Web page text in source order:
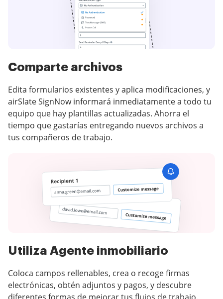
Comparte archivos
Edita formularios existentes y aplica modificaciones, y
airSlate SignNow informará inmediatamente a todo tu
equipo que hay plantillas actualizadas. Ahorra el
tiempo que gastarías entregando nuevos archivos a
tus compañeros de trabajo.
Utiliza Agente inmobiliario
Coloca campos rellenables, crea o recoge firmas
electrónicas, obtén adjuntos y pagos, y descubre